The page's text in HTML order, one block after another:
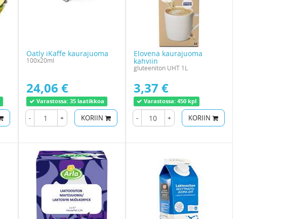
Oatly iKaffe kaurajuoma
100x20ml
24,06 €
Varastossa: 35 laatikkoa
- + KORIIN
Elovena kaurajuoma
kahviin
gluteeniton UHT 1L
3,37 €
Varastossa: 450 kpl
- + KORIIN